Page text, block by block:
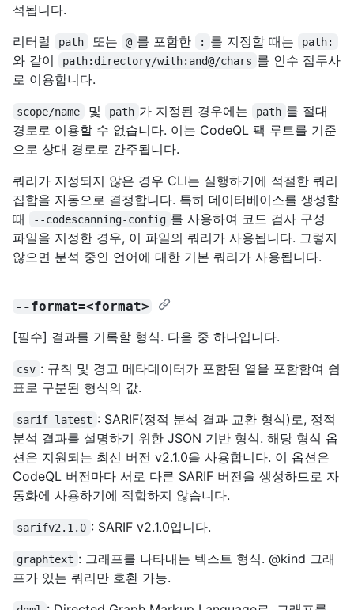
석됩니다.
리터럴
path 또는 @ 를 포함한 : 를 지정할 때는 path:
와 같이 path:directory/with:and@/chars 를 인수 접두사
로 이용합니다.
scope/name 및 path 가 지정된 경우에는 path 를 절대
경로로 이용할 수 없습니다. 이는 CodeQL 팩 루트를 기준
으로 상대 경로로 간주됩니다.
쿼리가 지정되지 않은 경우 CLI는 실행하기에 적절한 쿼리
집합을 자동으로 결정합니다. 특히 데이터베이스를 생성할
때
--codescanning-config 를 사용하여 코드 검사 구성
파일을 지정한 경우, 이 파일의 쿼리가 사용됩니다. 그렇지
않으면 분석 중인 언어에 대한 기본 쿼리가 사용됩니다.
--format=<format>
[필수] 결과를 기록할 형식. 다음 중 하나입니다.
csv : 규칙 및 경고 메타데이터가 포함된 열을 포함함여 쉼
표로 구분된 형식의 값.
sarif-latest : SARIF(정적 분석 결과 교환 형식)로, 정적
분석 결과를 설명하기 위한 JSON 기반 형식. 해당 형식 옵
션은 지원되는 최신 버전 v2.1.0을 사용합니다. 이 옵션은
CodeQL 버전마다 서로 다른 SARIF 버전을 생성하므로 자
동화에 사용하기에 적합하지 않습니다.
sarifv2.1.0 : SARIF v2.1.0입니다.
graphtext : 그래프를 나타내는 텍스트 형식. @kind 그래
프가 있는 쿼리만 호환 가능.